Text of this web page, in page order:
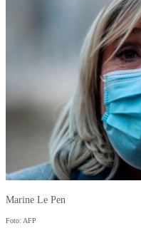
Marine Le Pen
Foto: AFP